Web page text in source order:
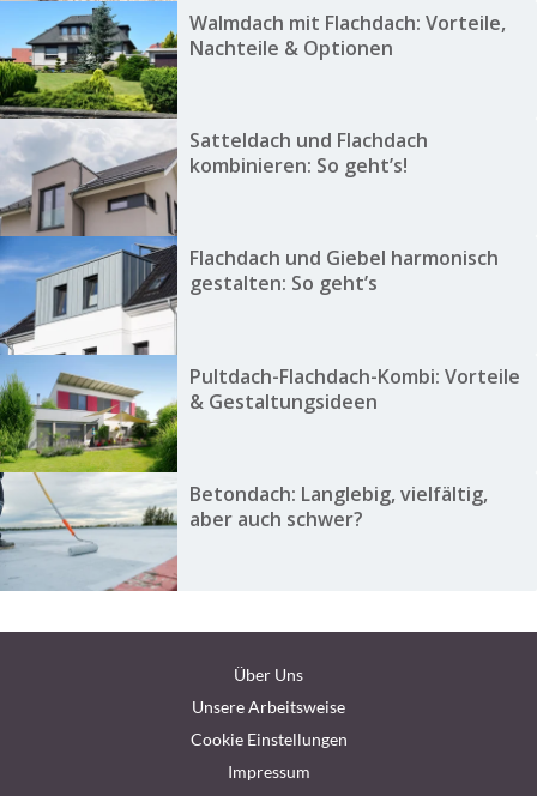
Walmdach mit Flachdach: Vorteile,
Nachteile & Optionen
Satteldach und Flachdach
kombinieren: So geht’s!
Flachdach und Giebel harmonisch
gestalten: So geht’s
Pultdach-Flachdach-Kombi: Vorteile
& Gestaltungsideen
Betondach: Langlebig, vielfältig,
aber auch schwer?
Über Uns
Unsere Arbeitsweise
Cookie Einstellungen
Impressum